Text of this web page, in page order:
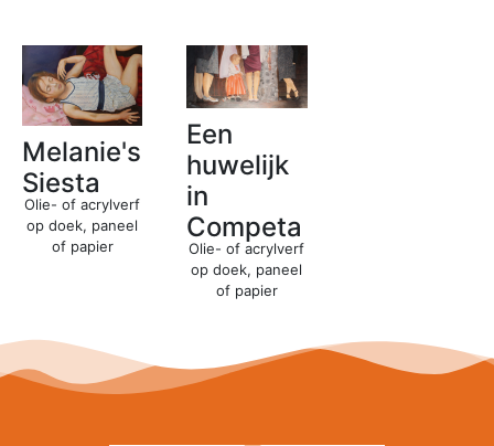
Melanie's
Siesta
Olie- of acrylverf
op doek, paneel
of papier
Een
huwelijk
in
Competa
Olie- of acrylverf
op doek, paneel
of papier